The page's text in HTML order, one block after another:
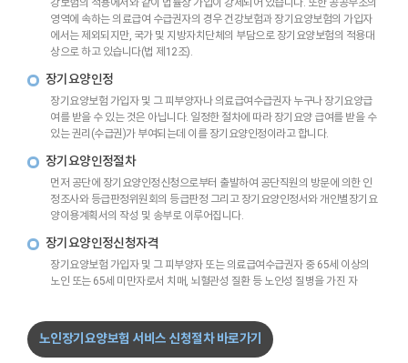
영역에 속하는 의료급여 수급권자의 경우 건강보험과 장기요양보험의 가입자
에서는 제외되지만, 국가 및 지방자치단체의 부담으로 장기요양보험의 적용대
상으로 하고 있습니다(법 제12조).
장기요양인정
장기요양보험 가입자 및 그 피부양자나 의료급여수급권자 누구나 장기요양급
여를 받을 수 있는 것은 아닙니다. 일정한 절차에 따라 장기요양 급여를 받을 수
있는 권리(수급권)가 부여되는데 이를 장기요양인정이라고 합니다.
장기요양인정절차
먼저 공단에 장기요양인정신청으로부터 출발하여 공단직원의 방문에 의한 인
정조사와 등급판정위원회의 등급판정 그리고 장기요양인정서와 개인별장기요
양이용계획서의 작성 및 송부로 이루어집니다.
장기요양인정신청자격
장기요양보험 가입자 및 그 피부양자 또는 의료급여수급권자 중 65세 이상의
노인 또는 65세 미만자로서 치매, 뇌혈관성 질환 등 노인성 질병을 가진 자
노인장기요양보험 서비스 신청절차 바로가기